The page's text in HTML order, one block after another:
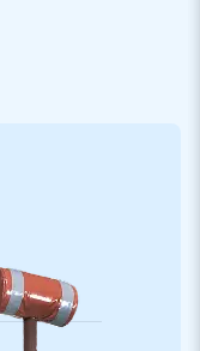
jou als verhuurder
met vernieuwende
JB Bubbles is